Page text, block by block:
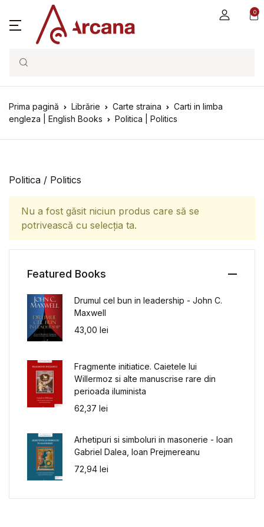
0
Search
Prima pagină Librărie Carte straina
Carti in limba
engleza | English Books
Politica | Politics
Politica / Politics
Nu a fost găsit niciun produs care să se
potrivească cu selecția ta.
Featured Books
Drumul cel bun in leadership - John C.
Maxwell
43,00 lei
Fragmente initiatice. Caietele lui
Willermoz si alte manuscrise rare din
perioada iluminista
62,37 lei
Arhetipuri si simboluri in masonerie - Ioan
Gabriel Dalea, Ioan Prejmereanu
72,94 lei